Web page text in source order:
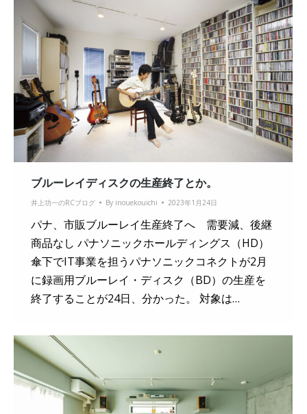
ブルーレイディスクの生産終了とか。
井上功一のRCブログ By inouekouichi 2023年1月24日
パナ、市販ブルーレイ生産終了へ 需要減、後継
商品なし パナソニックホールディングス（HD）
傘下でIT事業を担うパナソニックコネクトが2月
に録画用ブルーレイ・ディスク（BD）の生産を
終了することが24日、分かった。 対象は…